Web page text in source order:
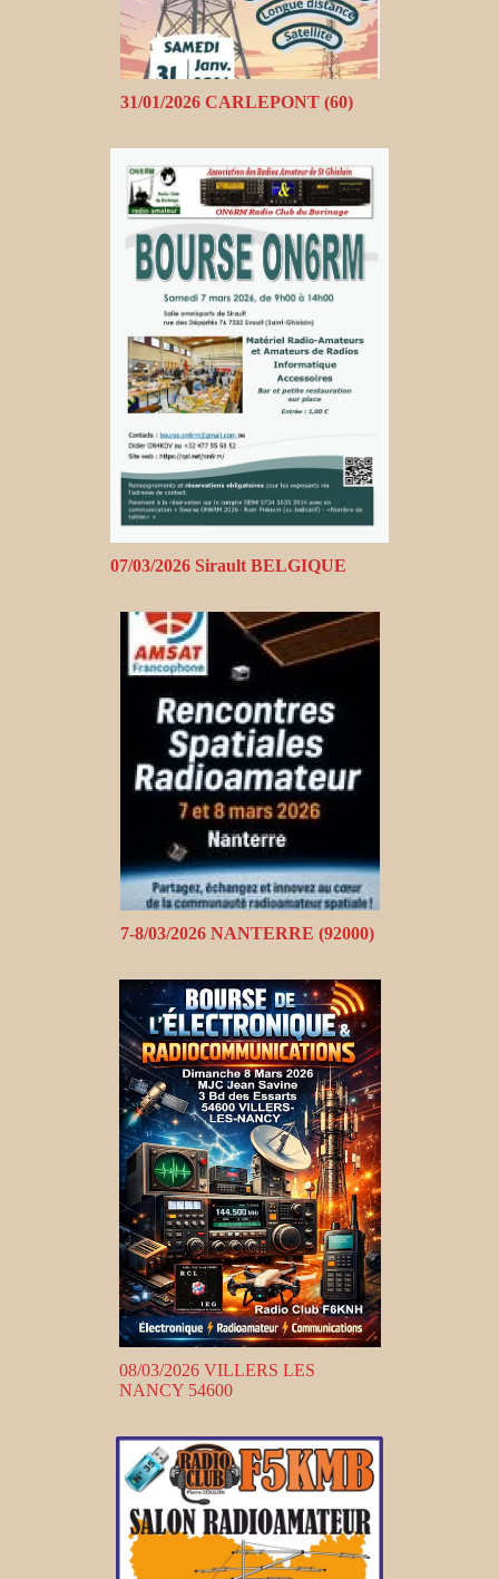
31/01/2026 CARLEPONT (60)
07/03/2026 Sirault BELGIQUE
7-8/03/2026 NANTERRE (92000)
08/03/2026 VILLERS LES
NANCY 54600